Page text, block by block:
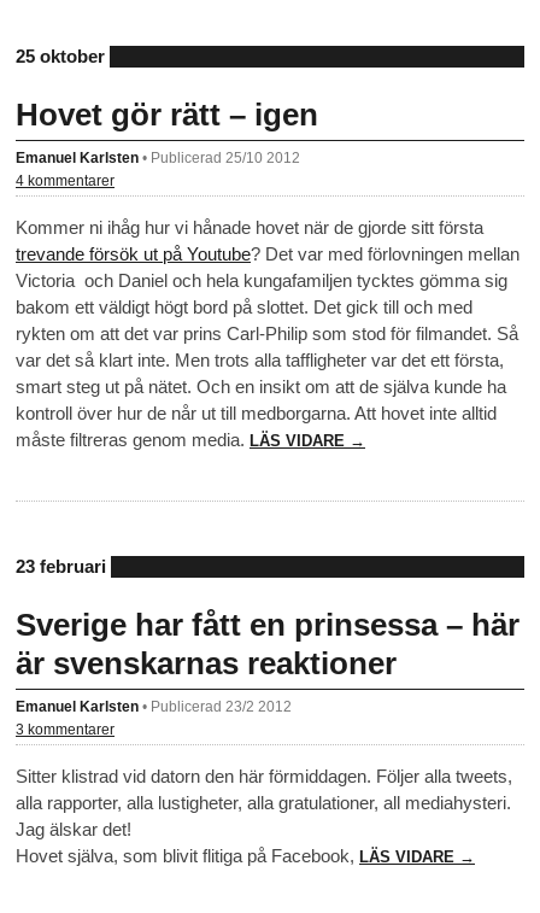
25 oktober
Hovet gör rätt – igen
Emanuel Karlsten • Publicerad 25/10 2012
4 kommentarer
Kommer ni ihåg hur vi hånade hovet när de gjorde sitt första
trevande försök ut på Youtube? Det var med förlovningen mellan
Victoria och Daniel och hela kungafamiljen tycktes gömma sig
bakom ett väldigt högt bord på slottet. Det gick till och med
rykten om att det var prins Carl-Philip som stod för filmandet. Så
var det så klart inte. Men trots alla taffligheter var det ett första,
smart steg ut på nätet. Och en insikt om att de själva kunde ha
kontroll över hur de når ut till medborgarna. Att hovet inte alltid
måste filtreras genom media. LÄS VIDARE →
23 februari
Sverige har fått en prinsessa – här
är svenskarnas reaktioner
Emanuel Karlsten • Publicerad 23/2 2012
3 kommentarer
Sitter klistrad vid datorn den här förmiddagen. Följer alla tweets,
alla rapporter, alla lustigheter, alla gratulationer, all mediahysteri.
Jag älskar det!
Hovet själva, som blivit flitiga på Facebook, LÄS VIDARE →